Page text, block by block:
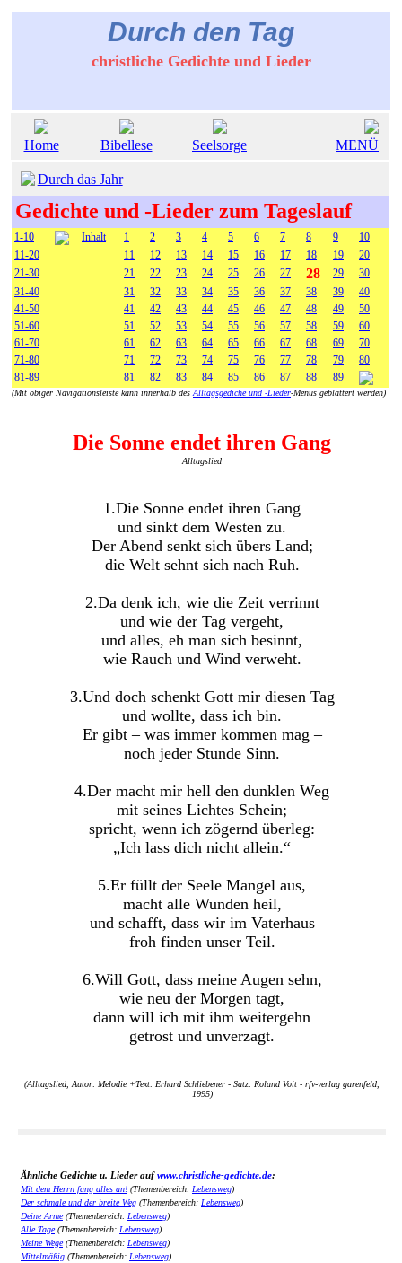
Durch den Tag
christliche Gedichte und Lieder
Home Bibellese Seelsorge MENÜ
Durch das Jahr
Gedichte und -Lieder zum Tageslauf
1-10 Inhalt 1 2 3 4 5 6 7 8 9
10
11-20
11 12 13 14 15 16 17 18 19
20
21-30
21 22 23 24 25 26 27 28 29
30
31-40
31 32 33 34 35 36 37 38 39
40
41-50
41 42 43 44 45 46 47 48 49
50
51-60
51 52 53 54 55 56 57 58 59
60
61-70
61 62 63 64 65 66 67 68 69
70
71-80
71 72 73 74 75 76 77 78 79
80
81-89
81 82 83 84 85 86 87 88 89
(Mit obiger Navigationsleiste kann innerhalb des Alltagsgediche und -Lieder-Menüs geblättert werden)
Die Sonne endet ihren Gang
Alltagslied
1.Die Sonne endet ihren Gang
und sinkt dem Westen zu.
Der Abend senkt sich übers Land;
die Welt sehnt sich nach Ruh.
2.Da denk ich, wie die Zeit verrinnt
und wie der Tag vergeht,
und alles, eh man sich besinnt,
wie Rauch und Wind verweht.
3.Und doch schenkt Gott mir diesen Tag
und wollte, dass ich bin.
Er gibt – was immer kommen mag –
noch jeder Stunde Sinn.
4.Der macht mir hell den dunklen Weg
mit seines Lichtes Schein;
spricht, wenn ich zögernd überleg:
„Ich lass dich nicht allein.“
5.Er füllt der Seele Mangel aus,
macht alle Wunden heil,
und schafft, dass wir im Vaterhaus
froh finden unser Teil.
6.Will Gott, dass meine Augen sehn,
wie neu der Morgen tagt,
dann will ich mit ihm weitergehn
getrost und unverzagt.
(Alltagslied, Autor: Melodie +Text: Erhard Schliebener - Satz: Roland Voit - rfv-verlag garenfeld,
1995)
Ähnliche Gedichte u. Lieder aufwww.christliche-gedichte.de:
Mit dem Herrn fang alles an! (Themenbereich: Lebensweg)
Der schmale und der breite Weg (Themenbereich: Lebensweg)
Deine Arme(Themenbereich: Lebensweg)
Alle Tage(Themenbereich: Lebensweg)
Meine Wege(Themenbereich: Lebensweg)
Mittelmäßig (Themenbereich: Lebensweg)